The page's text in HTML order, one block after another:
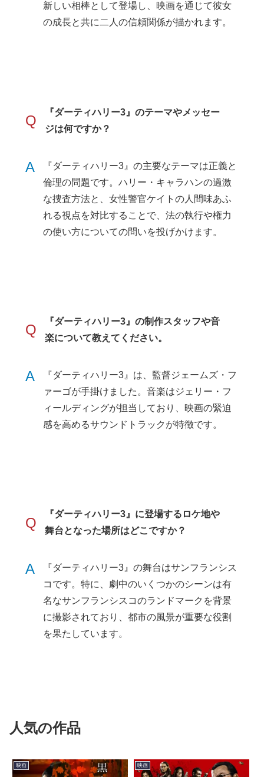
新しい相棒として登場し、映画を通じて彼女
の成長と共に二人の信頼関係が描かれます。
Q
『ダーティハリー3』のテーマやメッセー
ジは何ですか？
A
『ダーティハリー3』の主要なテーマは正義と
倫理の問題です。ハリー・キャラハンの過激
な捜査方法と、女性警官ケイトの人間味あふ
れる視点を対比することで、法の執行や権力
の使い方についての問いを投げかけます。
Q
『ダーティハリー3』の制作スタッフや音
楽について教えてください。
A
『ダーティハリー3』は、監督ジェームズ・フ
ァーゴが手掛けました。音楽はジェリー・フ
ィールディングが担当しており、映画の緊迫
感を高めるサウンドトラックが特徴です。
Q
『ダーティハリー3』に登場するロケ地や
舞台となった場所はどこですか？
A
『ダーティハリー3』の舞台はサンフランシス
コです。特に、劇中のいくつかのシーンは有
名なサンフランシスコのランドマークを背景
に撮影されており、都市の風景が重要な役割
を果たしています。
人気の作品
映画 映画